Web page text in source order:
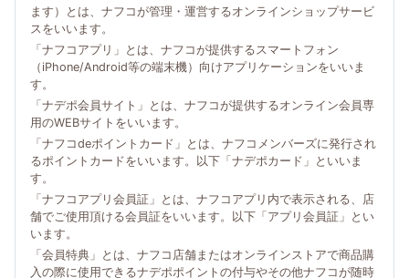
ます）とは、ナフコが管理・運営するオンラインショップサービ
スをいいます。
「ナフコアプリ」とは、ナフコが提供するスマートフォン
（iPhone/Android等の端末機）向けアプリケーションをいいま
す。
「ナデポ会員サイト」とは、ナフコが提供するオンライン会員専
用のWEBサイトをいいます。
「ナフコdeポイントカード」とは、ナフコメンバーズに発行され
るポイントカードをいいます。以下「ナデポカード」といいま
す。
「ナフコアプリ会員証」とは、ナフコアプリ内で表示される、店
舗でご使用頂ける会員証をいいます。以下「アプリ会員証」とい
います。
「会員特典」とは、ナフコ店舗またはオンラインストアで商品購
入の際に使用できるナデポポイントの付与やその他ナフコが随時